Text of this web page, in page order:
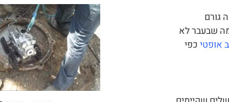
גורם
שבעבר לא
אופטי כפי